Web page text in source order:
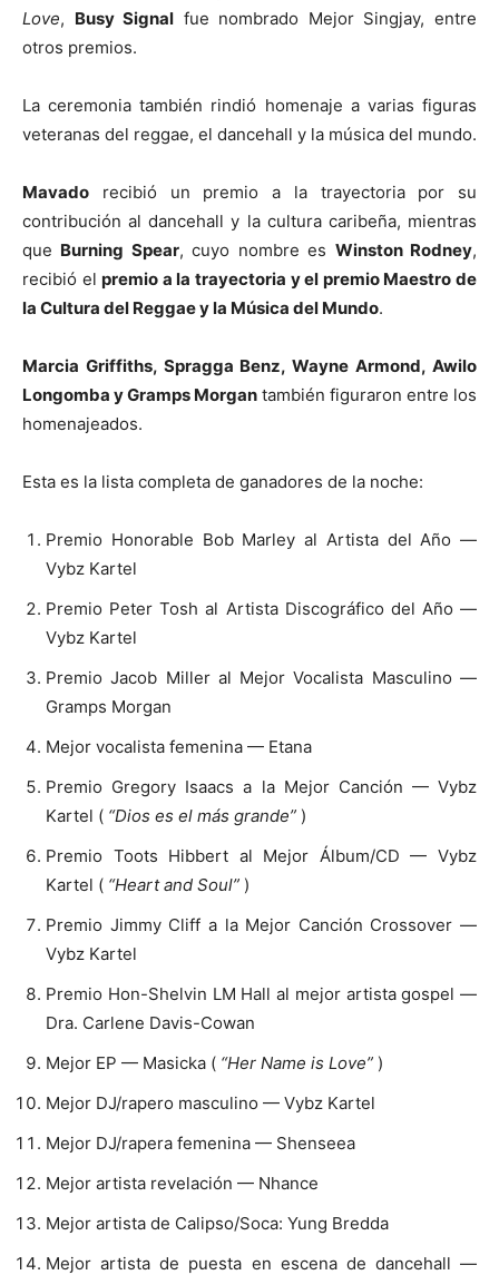
Love, Busy Signal fue nombrado Mejor Singjay, entre
otros premios.
La ceremonia también rindió homenaje a varias figuras
veteranas del reggae, el dancehall y la música del mundo.
Mavado recibió un premio a la trayectoria por su
contribución al dancehall y la cultura caribeña, mientras
que Burning Spear, cuyo nombre es Winston Rodney,
recibió elpremio a la trayectoria y el premio Maestro de
la Cultura del Reggae y la Música del Mundo.
Marcia Griffiths, Spragga Benz, Wayne Armond, Awilo
Longomba y Gramps Morgan también figuraron entre los
homenajeados.
Esta es la lista completa de ganadores de la noche:
Premio Honorable Bob Marley al Artista del Año —
Vybz Kartel
Premio Peter Tosh al Artista Discográfico del Año —
Vybz Kartel
Premio Jacob Miller al Mejor Vocalista Masculino —
Gramps Morgan
Mejor vocalista femenina — Etana
Premio Gregory Isaacs a la Mejor Canción — Vybz
Kartel ( “Dios es el más grande” )
Premio Toots Hibbert al Mejor Álbum/CD — Vybz
Kartel ( “Heart and Soul” )
Premio Jimmy Cliff a la Mejor Canción Crossover —
Vybz Kartel
Premio Hon-Shelvin LM Hall al mejor artista gospel —
Dra. Carlene Davis-Cowan
Mejor EP — Masicka ( “Her Name is Love” )
Mejor DJ/rapero masculino — Vybz Kartel
Mejor DJ/rapera femenina — Shenseea
Mejor artista revelación — Nhance
Mejor artista de Calipso/Soca: Yung Bredda
Mejor artista de puesta en escena de dancehall —